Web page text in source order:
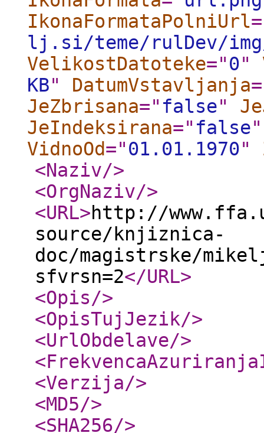
IkonaFormataPolniUrl
lj.si/teme/rulDev/
VelikostDatoteke="0"
KB" DatumVstavljanja
JeZbrisana=" false"
JeIndeksirana=" false"
VidnoOd="01.01.1970"
<Naziv/>
<OrgNaziv/>
<URL>http://
source/knjiznica-
doc/magistrske/
sfvrsn=2</URL>
<Opis/>
<OpisTujJezik/>
<UrlObdelave/>
<Verzija/>
<MD5/>
<SHA256/>